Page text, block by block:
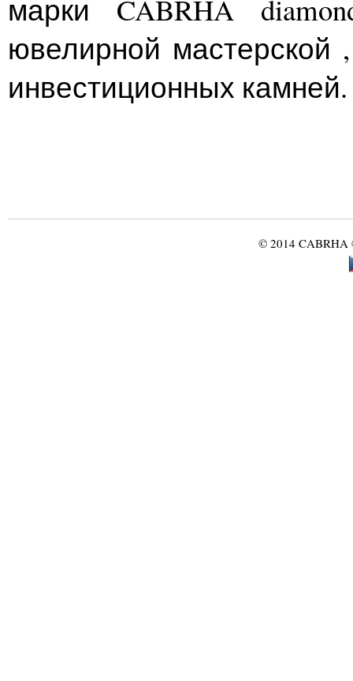
марки CABRHA
ювелирной мастерской
инвестиционных камней.
© 2014 CABRHA